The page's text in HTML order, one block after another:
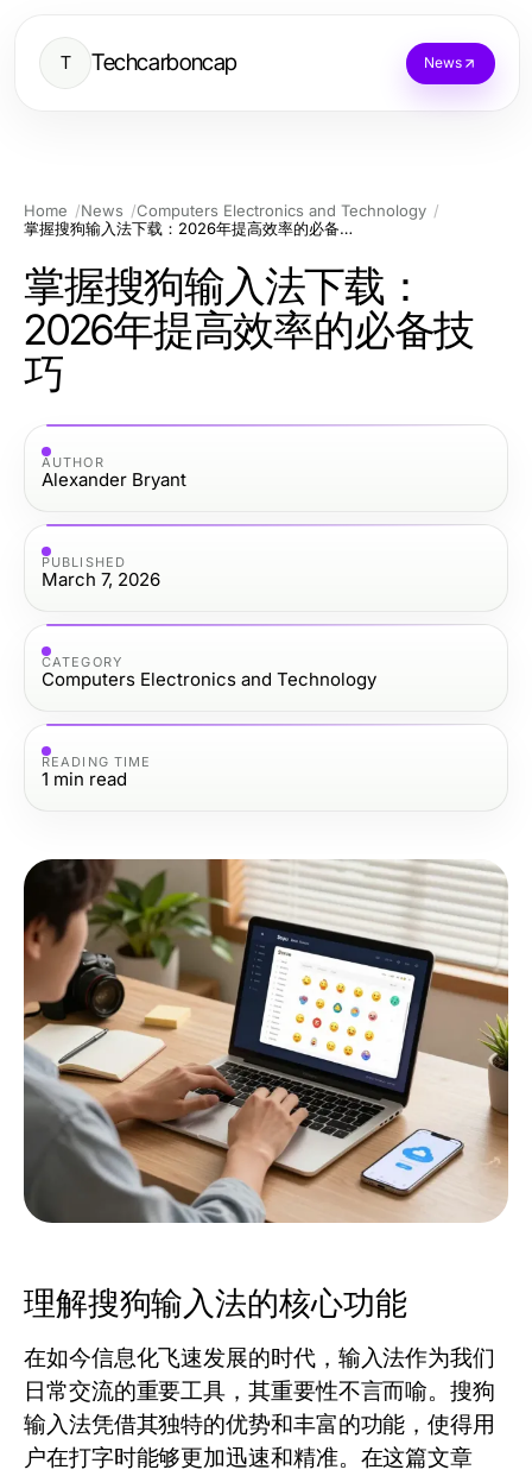
T Techcarboncap News
Home News
Computers Electronics and Technology
掌握搜狗输入法下载：2026年提高效率的必备技巧
掌握搜狗输入法下载：
2026年提高效率的必备技
巧
AUTHOR
Alexander Bryant
PUBLISHED
March 7, 2026
CATEGORY
Computers Electronics and Technology
READING TIME
1 min read
理解搜狗输入法的核心功能
在如今信息化飞速发展的时代，输入法作为我们
日常交流的重要工具，其重要性不言而喻。搜狗
输入法凭借其独特的优势和丰富的功能，使得用
户在打字时能够更加迅速和精准。在这篇文章